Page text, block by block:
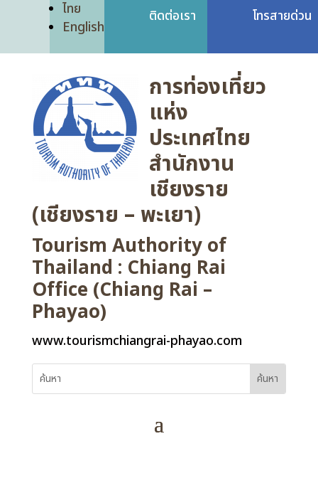
ไทย
English
ติดต่อเรา โทรสายด่วน
การท่องเที่ยว
แห่ง
ประเทศไทย
สำนักงาน
เชียงราย
(เชียงราย – พะเยา)
Tourism Authority of
Thailand : Chiang Rai
Office (Chiang Rai –
Phayao)
www.tourismchiangrai-phayao.com